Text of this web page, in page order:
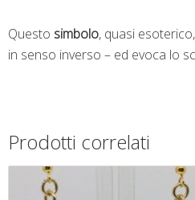
Questo simbolo, quasi
in senso inverso – ed evoca lo
Prodotti correlati